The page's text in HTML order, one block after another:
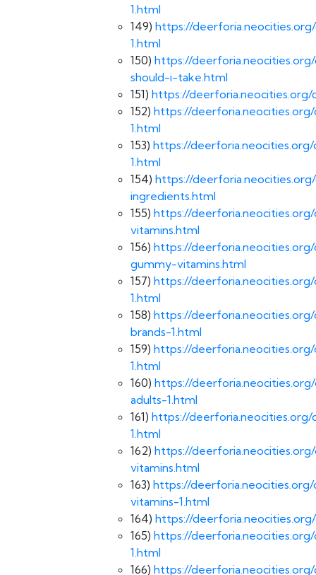
1.html
149) https://
1.html
150) https://
should-i-take.html
151) https://
152) https://
1.html
153) https://
1.html
154) https://
ingredients.html
155) https://
vitamins.html
156) https://
gummy-vitamins.html
157) https://
1.html
158) https://
brands-1.html
159) https://
1.html
160) https://
adults-1.html
161) https://
1.html
162) https://
vitamins.html
163) https://
vitamins-1.html
164) https://
165) https://
1.html
166) https://